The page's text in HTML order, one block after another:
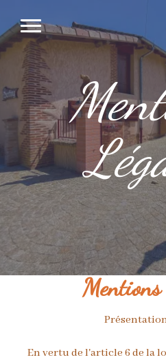
En vertu de l'article 6 de la